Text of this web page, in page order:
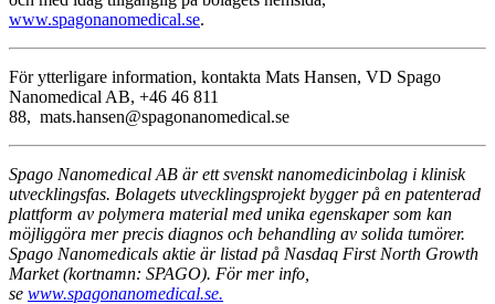
www.spagonanomedical.se.
För ytterligare information, kontakta Mats Hansen, VD Spago
Nanomedical AB, +46 46 811
88, mats.hansen@spagonanomedical.se
Spago Nanomedical AB är ett svenskt nanomedicinbolag i klinisk
utvecklingsfas. Bolagets utvecklingsprojekt bygger på en patenterad
plattform av polymera material med unika egenskaper som kan
möjliggöra mer precis diagnos och behandling av solida tumörer.
Spago Nanomedicals aktie är listad på Nasdaq First North Growth
Market (kortnamn: SPAGO). För mer info,
se www.spagonanomedical.se.